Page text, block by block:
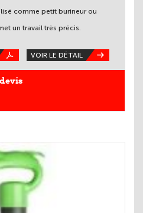
comme petit burineur ou
un travail très précis.
VOIR LE DÉTAIL